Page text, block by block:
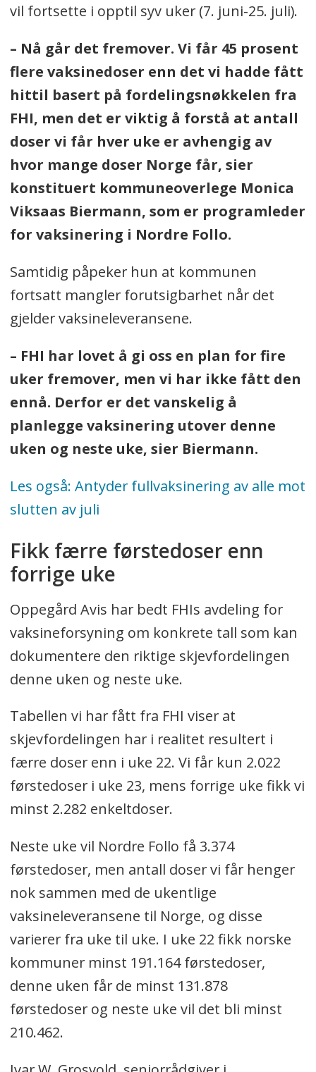
4. Personer 55-64 år (totalt 7.255
personer):
66 % har fått dose én
19 % har fått dose to.
5. Personer 45-54 år (totalt 9.049
personer):
22 % har fått dose én
10 % har fått dose to.
6. Personer 18-44 år (totalt 19.338
personer):
13 % har fått dose én
6 % har fått dose to.
Kilde:Hjemmesiden til Nordre Follo
kommune
vil fortsette i opptil syv uker (7. juni-25. juli).
– Nå går det fremover. Vi får 45 prosent
flere vaksinedoser enn det vi hadde fått
hittil basert på fordelingsnøkkelen fra
FHI, men det er viktig å forstå at antall
doser vi får hver uke er avhengig av
hvor mange doser Norge får, sier
konstituert kommuneoverlege Monica
Viksaas Biermann, som er programleder
for vaksinering i Nordre Follo.
Samtidig påpeker hun at kommunen
fortsatt mangler forutsigbarhet når det
gjelder vaksineleveransene.
– FHI har lovet å gi oss en plan for fire
uker fremover, men vi har ikke fått den
ennå. Derfor er det vanskelig å
planlegge vaksinering utover denne
uken og neste uke, sier Biermann.
Les også: Antyder fullvaksinering av alle mot
slutten av juli
Fikk færre førstedoser enn
forrige uke
Oppegård Avis har bedt FHIs avdeling for
vaksineforsyning om konkrete tall som kan
dokumentere den riktige skjevfordelingen
denne uken og neste uke.
Tabellen vi har fått fra FHI viser at
skjevfordelingen har i realitet resultert i
færre doser enn i uke 22. Vi får kun 2.022
førstedoser i uke 23, mens forrige uke fikk vi
minst 2.282 enkeltdoser.
Neste uke vil Nordre Follo få 3.374
førstedoser, men antall doser vi får henger
nok sammen med de ukentlige
vaksineleveransene til Norge, og disse
varierer fra uke til uke. I uke 22 fikk norske
kommuner minst 191.164 førstedoser,
denne uken får de minst 131.878
førstedoser og neste uke vil det bli minst
210.462.